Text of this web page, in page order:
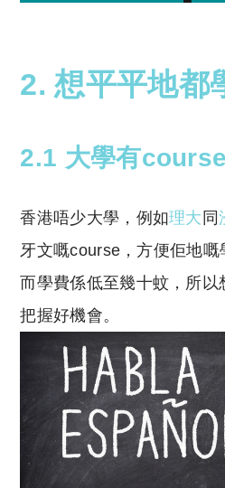
2. 想平平地都
2.1 大學有
香港唔少大學，例如理大 同
牙文嘅course，方便佢地嘅
而學費係低至幾十蚊，所
把握好機會。